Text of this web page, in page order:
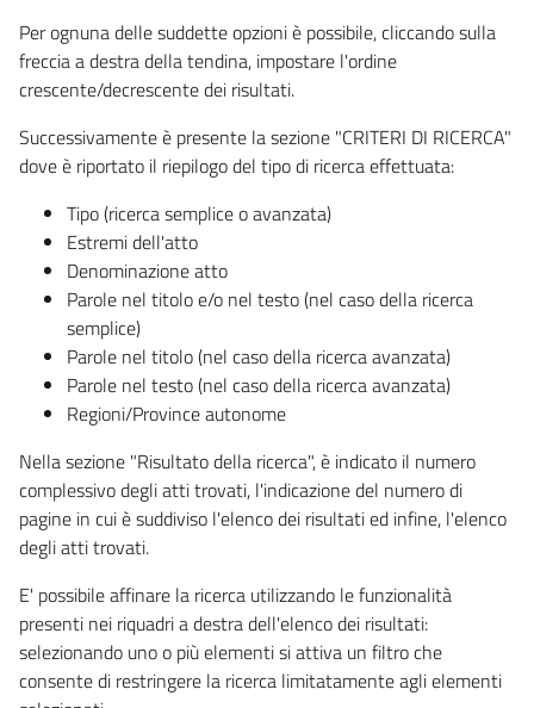
Per ognuna delle suddette opzioni è possibile, cliccando sulla
freccia a destra della tendina, impostare l'ordine
crescente/decrescente dei risultati.
Successivamente è presente la sezione "CRITERI DI RICERCA"
dove è riportato il riepilogo del tipo di ricerca effettuata:
Tipo (ricerca semplice o avanzata)
Estremi dell'atto
Denominazione atto
Parole nel titolo e/o nel testo (nel caso della ricerca
semplice)
Parole nel titolo (nel caso della ricerca avanzata)
Parole nel testo (nel caso della ricerca avanzata)
Regioni/Province autonome
Nella sezione "Risultato della ricerca", è indicato il numero
complessivo degli atti trovati, l'indicazione del numero di
pagine in cui è suddiviso l'elenco dei risultati ed infine, l'elenco
degli atti trovati.
E' possibile affinare la ricerca utilizzando le funzionalità
presenti nei riquadri a destra dell'elenco dei risultati:
selezionando uno o più elementi si attiva un filtro che
consente di restringere la ricerca limitatamente agli elementi